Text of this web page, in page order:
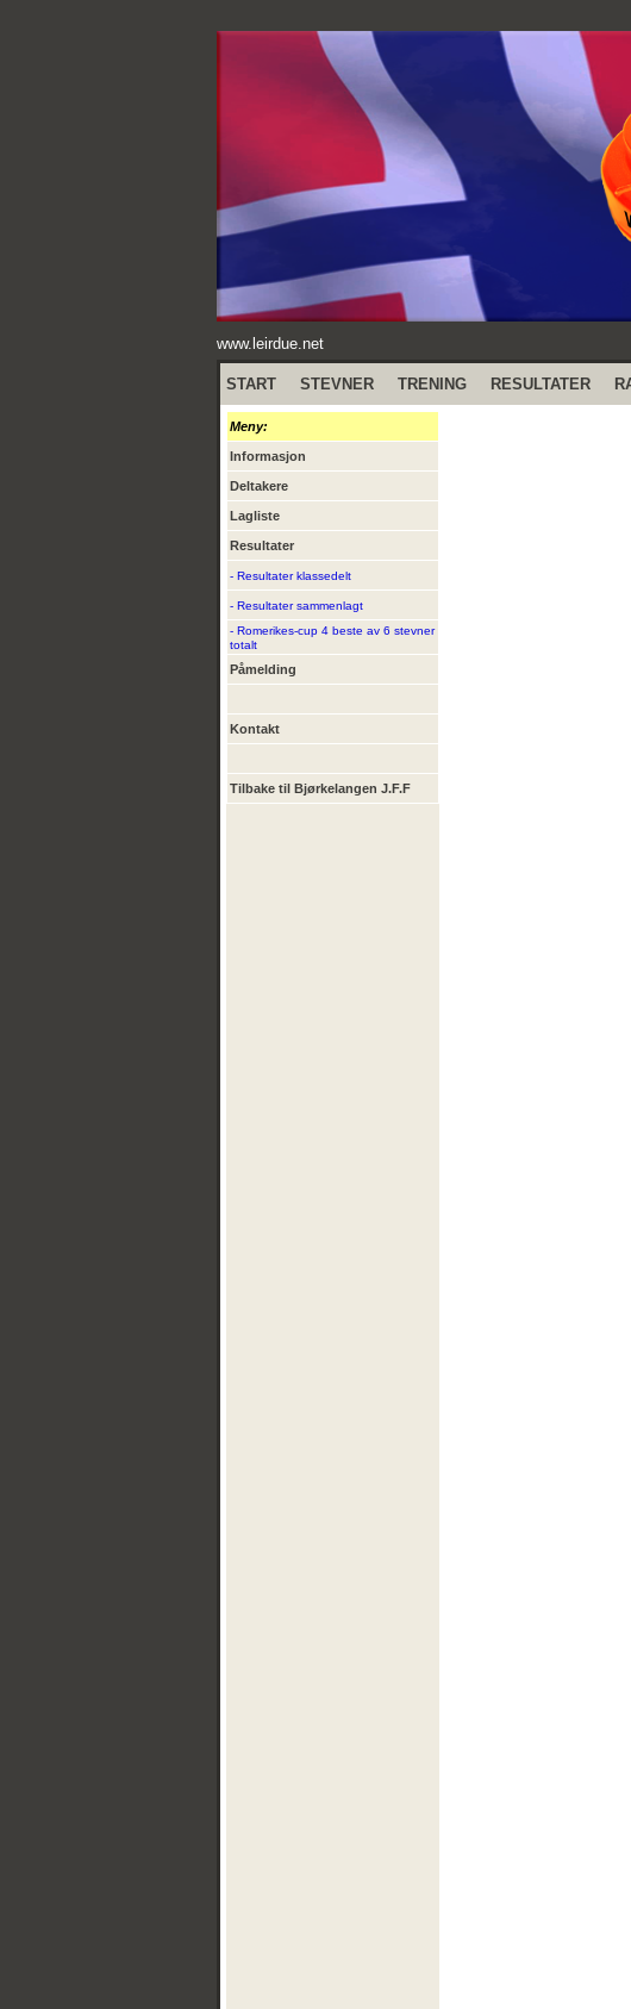
www.leirdue.net
START STEVNER TRENING RESULTATER
Meny:
Informasjon
Deltakere
Lagliste
Resultater
- Resultater klassedelt
- Resultater sammenlagt
- Romerikes-cup 4 beste av 6 stevner
totalt
Påmelding
Kontakt
Tilbake til Bjørkelangen J.F.F